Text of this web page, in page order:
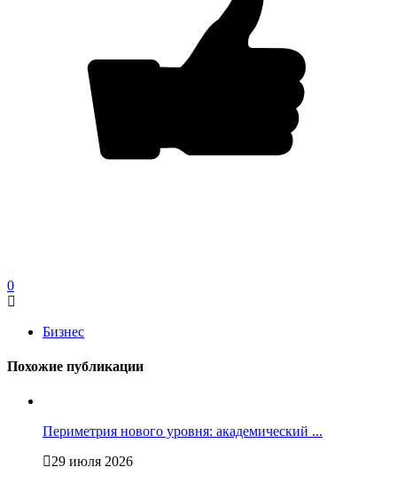
0
Бизнес
Похожие публикации
Периметрия нового уровня: академический ...
29 июля 2026